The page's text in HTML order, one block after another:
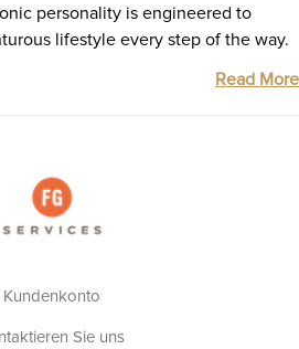
personality is engineered to
lifestyle every step of the way.
Read More
Kundenkonto
Sie uns